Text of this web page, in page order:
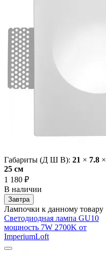
Габариты (Д Ш В): 21 × 7.8 ×
25 cм
1 180 ₽
В наличии
Завтра
Лампочки к данному товару
Светодиодная лампа GU10
мощность 7W 2700K от
ImperiumLoft